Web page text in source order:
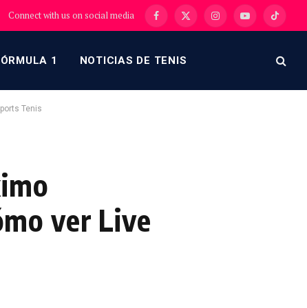
Connect with us on social media Facebook
X
InstagramYouTubeTikTok
1 NOTICIAS DE TENIS
Tenis
ver Live